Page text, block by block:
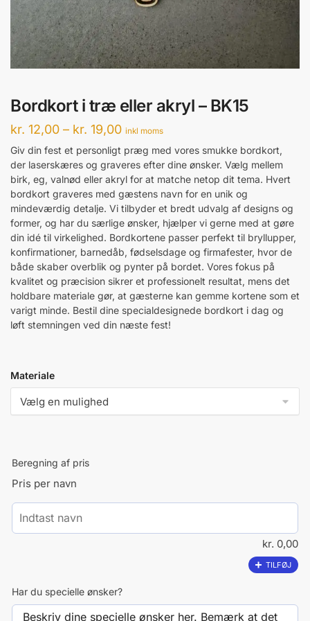
Bordkort i træ eller akryl – BK15
kr. 12,00 – kr. 19,00Prisinterval:
kr. 12,00
til
kr. 19,00
inkl moms
Giv din fest et personligt præg med vores smukke bordkort,
der laserskæres og graveres efter dine ønsker. Vælg mellem
birk, eg, valnød eller akryl for at matche netop dit tema. Hvert
bordkort graveres med gæstens navn for en unik og
mindeværdig detalje. Vi tilbyder et bredt udvalg af designs og
former, og har du særlige ønsker, hjælper vi gerne med at gøre
din idé til virkelighed. Bordkortene passer perfekt til bryllupper,
konfirmationer, barnedåb, fødselsdage og firmafester, hvor de
både skaber overblik og pynter på bordet. Vores fokus på
kvalitet og præcision sikrer et professionelt resultat, mens det
holdbare materiale gør, at gæsterne kan gemme kortene som et
varigt minde. Bestil dine specialdesignede bordkort i dag og
løft stemningen ved din næste fest!
Materiale
Beregning af pris
Pris per navn
kr. 0,00
TILFØJ
Har du specielle ønsker?